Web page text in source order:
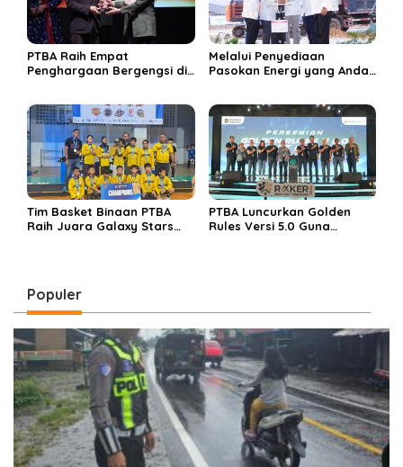
PTBA Raih Empat
Penghargaan Bergengsi di
Bangun Komunikasi
Kredibel dan Bernilai
Melalui Penyediaan
Pasokan Energi yang Andal
Bauksit
Tim Basket Binaan PTBA
Raih Juara Galaxy Stars
PTBA Luncurkan Golden
Rules Versi 5.0 Guna
Populer